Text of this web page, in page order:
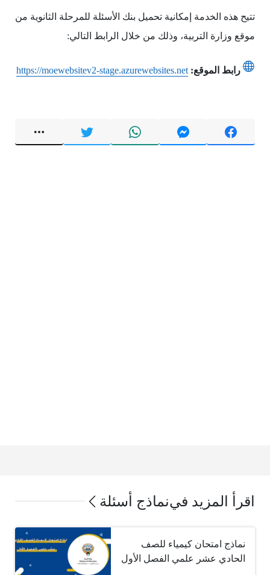
تتيح هذه الخدمة إمكانية تحميل بنك الأسئلة للمرحلة الثانوية من
موقع وزارة التربية، وذلك من خلال الرابط التالي:
رابط الموقع: https://moewebsitev2-stage.azurewebsites.net
اقرأ المزيد فينماذج أسئلة
نماذج امتحان كيمياء للصف
الحادي عشر علمي الفصل الأول